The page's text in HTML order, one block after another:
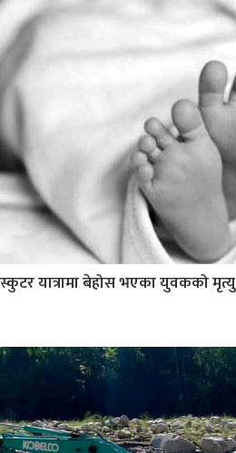
स्कुटर यात्रामा बेहोस भएका युवकको मृत्यु